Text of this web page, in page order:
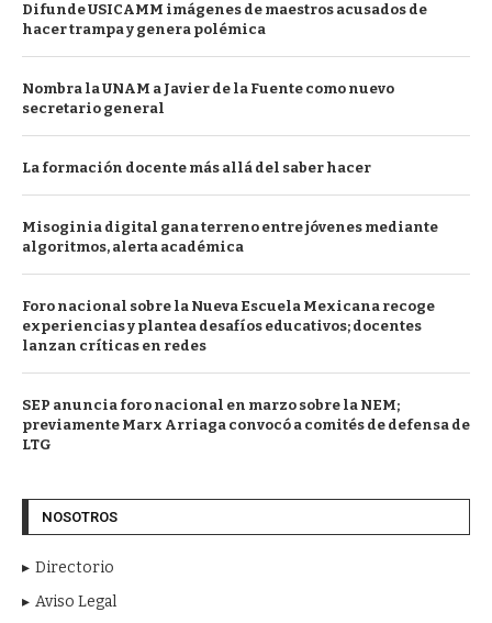
Difunde USICAMM imágenes de maestros acusados de
hacer trampa y genera polémica
Nombra la UNAM a Javier de la Fuente como nuevo
secretario general
La formación docente más allá del saber hacer
Misoginia digital gana terreno entre jóvenes mediante
algoritmos, alerta académica
Foro nacional sobre la Nueva Escuela Mexicana recoge
experiencias y plantea desafíos educativos; docentes
lanzan críticas en redes
SEP anuncia foro nacional en marzo sobre la NEM;
previamente Marx Arriaga convocó a comités de defensa de
LTG
NOSOTROS
Directorio
Aviso Legal